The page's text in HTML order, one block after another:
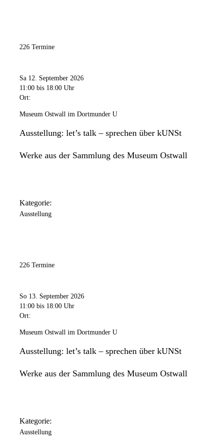
226 Termine
Sa 12. September 2026
11:00 bis 18:00 Uhr
Ort:
Museum Ostwall im Dortmunder U
Ausstellung: let’s talk – sprechen über kUNSt
Werke aus der Sammlung des Museum Ostwall
Kategorie:
Ausstellung
226 Termine
So 13. September 2026
11:00 bis 18:00 Uhr
Ort:
Museum Ostwall im Dortmunder U
Ausstellung: let’s talk – sprechen über kUNSt
Werke aus der Sammlung des Museum Ostwall
Kategorie:
Ausstellung